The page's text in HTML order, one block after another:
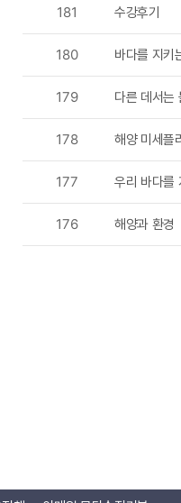
181 수강후기
180 바다를 지키
179 다른 데서는
178 해양 미세플
177 우리 바다를
176 해양과 환경